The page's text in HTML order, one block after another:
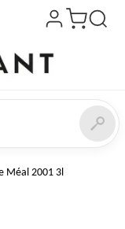
Méal 2001 3l